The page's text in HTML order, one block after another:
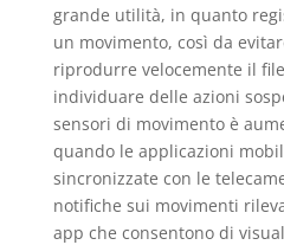
grande utilità, in quanto
un movimento, così da
riprodurre velocemente il
individuare delle azioni
sensori di movimento è
quando le applicazioni
sincronizzate con le
notifiche sui movimenti
app che consentono di